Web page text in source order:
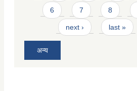
6 7 8
next › last »
अन्य